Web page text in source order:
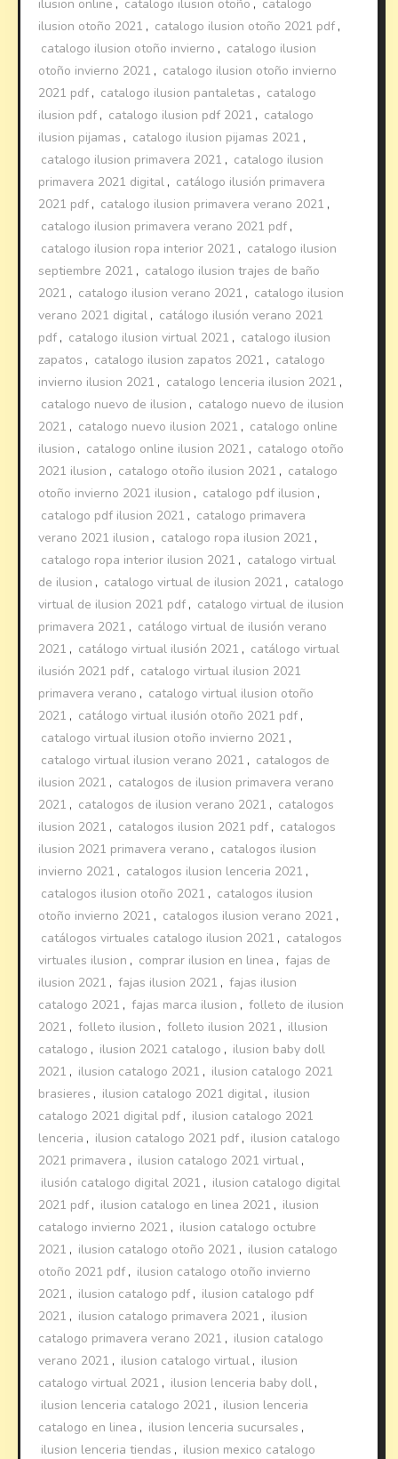
ilusion online , catalogo ilusion otoño , catalogo
ilusion otoño 2021 , catalogo ilusion otoño 2021 pdf ,
catalogo ilusion otoño invierno , catalogo ilusion
otoño invierno 2021 , catalogo ilusion otoño invierno
2021 pdf , catalogo ilusion pantaletas , catalogo
ilusion pdf , catalogo ilusion pdf 2021 , catalogo
ilusion pijamas , catalogo ilusion pijamas 2021 ,
catalogo ilusion primavera 2021 , catalogo ilusion
primavera 2021 digital , catálogo ilusión primavera
2021 pdf , catalogo ilusion primavera verano 2021 ,
catalogo ilusion primavera verano 2021 pdf ,
catalogo ilusion ropa interior 2021 , catalogo ilusion
septiembre 2021 , catalogo ilusion trajes de baño
2021 , catalogo ilusion verano 2021 , catalogo ilusion
verano 2021 digital , catálogo ilusión verano 2021
pdf , catalogo ilusion virtual 2021 , catalogo ilusion
zapatos , catalogo ilusion zapatos 2021 , catalogo
invierno ilusion 2021 , catalogo lenceria ilusion 2021 ,
catalogo nuevo de ilusion , catalogo nuevo de ilusion
2021 , catalogo nuevo ilusion 2021 , catalogo online
ilusion , catalogo online ilusion 2021 , catalogo otoño
2021 ilusion , catalogo otoño ilusion 2021 , catalogo
otoño invierno 2021 ilusion , catalogo pdf ilusion ,
catalogo pdf ilusion 2021 , catalogo primavera
verano 2021 ilusion , catalogo ropa ilusion 2021 ,
catalogo ropa interior ilusion 2021 , catalogo virtual
de ilusion , catalogo virtual de ilusion 2021 , catalogo
virtual de ilusion 2021 pdf , catalogo virtual de ilusion
primavera 2021 , catálogo virtual de ilusión verano
2021 , catálogo virtual ilusión 2021 , catálogo virtual
ilusión 2021 pdf , catalogo virtual ilusion 2021
primavera verano , catalogo virtual ilusion otoño
2021 , catálogo virtual ilusión otoño 2021 pdf ,
catalogo virtual ilusion otoño invierno 2021 ,
catalogo virtual ilusion verano 2021 , catalogos de
ilusion 2021 , catalogos de ilusion primavera verano
2021 , catalogos de ilusion verano 2021 , catalogos
ilusion 2021 , catalogos ilusion 2021 pdf , catalogos
ilusion 2021 primavera verano , catalogos ilusion
invierno 2021 , catalogos ilusion lenceria 2021 ,
catalogos ilusion otoño 2021 , catalogos ilusion
otoño invierno 2021 , catalogos ilusion verano 2021 ,
catálogos virtuales catalogo ilusion 2021 , catalogos
virtuales ilusion , comprar ilusion en linea , fajas de
ilusion 2021 , fajas ilusion 2021 , fajas ilusion
catalogo 2021 , fajas marca ilusion , folleto de ilusion
2021 , folleto ilusion , folleto ilusion 2021 , illusion
catalogo , ilusion 2021 catalogo , ilusion baby doll
2021 , ilusion catalogo 2021 , ilusion catalogo 2021
brasieres , ilusion catalogo 2021 digital , ilusion
catalogo 2021 digital pdf , ilusion catalogo 2021
lenceria , ilusion catalogo 2021 pdf , ilusion catalogo
2021 primavera , ilusion catalogo 2021 virtual ,
ilusión catalogo digital 2021 , ilusion catalogo digital
2021 pdf , ilusion catalogo en linea 2021 , ilusion
catalogo invierno 2021 , ilusion catalogo octubre
2021 , ilusion catalogo otoño 2021 , ilusion catalogo
otoño 2021 pdf , ilusion catalogo otoño invierno
2021 , ilusion catalogo pdf , ilusion catalogo pdf
2021 , ilusion catalogo primavera 2021 , ilusion
catalogo primavera verano 2021 , ilusion catalogo
verano 2021 , ilusion catalogo virtual , ilusion
catalogo virtual 2021 , ilusion lenceria baby doll ,
ilusion lenceria catalogo 2021 , ilusion lenceria
catalogo en linea , ilusion lenceria sucursales ,
ilusion lenceria tiendas , ilusion mexico catalogo